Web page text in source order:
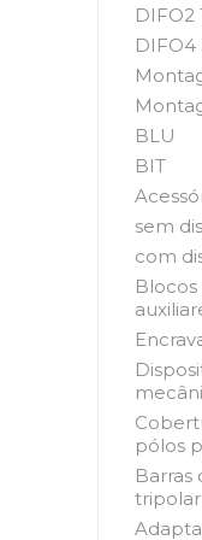
DIFO2
DIFO4
BLU
BIT
sem
com
pólos
Barras
tripolar